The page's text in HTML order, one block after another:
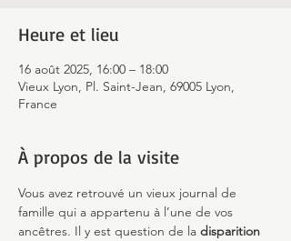
Heure et lieu
16 août 2025, 16:00 – 18:00
Vieux Lyon, Pl. Saint-Jean, 69005 Lyon,
France
À propos de la visite
Vous avez retrouvé un vieux journal de
famille qui a appartenu à l’une de vos
ancêtres. Il y est question de la disparition